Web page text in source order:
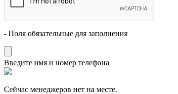
- Поля обязательные для заполнения
Введите имя и номер телефона
Cейчас менеджеров нет на месте.